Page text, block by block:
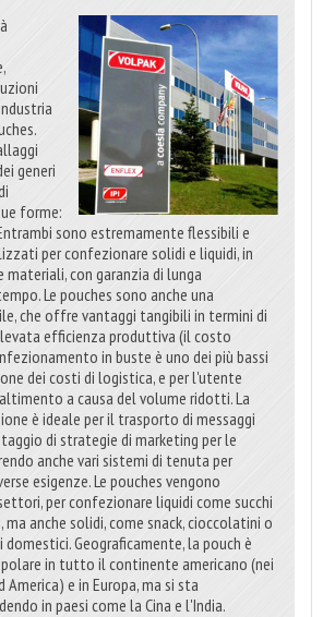
generi
forme:
sono estremamente flessibili e
per confezionare solidi e liquidi, in
materiali, con garanzia di lunga
Le pouches sono anche una
che offre vantaggi tangibili in termini di
efficienza produttiva (il costo
in buste è uno dei più bassi
dei costi di logistica, e per l'utente
a causa del volume ridotti. La
è ideale per il trasporto di messaggi
di strategie di marketing per le
anche vari sistemi di tenuta per
esigenze. Le pouches vengono
per confezionare liquidi come succhi
anche solidi, come snack, cioccolatini o
Geograficamente, la pouch è
in tutto il continente americano (nei
America) e in Europa, ma si sta
in paesi come la Cina e l'India.